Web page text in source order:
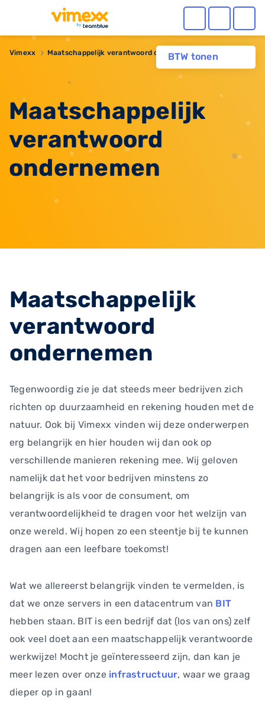
BTW tonen
Vimexx Maatschappelijk verantwoord ondernemer
Maatschappelijk
verantwoord
ondernemen
Maatschappelijk
verantwoord
ondernemen
Tegenwoordig zie je dat steeds meer bedrijven zich
richten op duurzaamheid en rekening houden met de
natuur. Ook bij Vimexx vinden wij deze onderwerpen
erg belangrijk en hier houden wij dan ook op
verschillende manieren rekening mee. Wij geloven
namelijk dat het voor bedrijven minstens zo
belangrijk is als voor de consument, om
verantwoordelijkheid te dragen voor het welzijn van
onze wereld. Wij hopen zo een steentje bij te kunnen
dragen aan een leefbare toekomst!
Wat we allereerst belangrijk vinden te vermelden, is
dat we onze servers in een datacentrum van BIT
hebben staan. BIT is een bedrijf dat (los van ons) zelf
ook veel doet aan een maatschappelijk verantwoorde
werkwijze! Mocht je geïnteresseerd zijn, dan kan je
meer lezen over onze infrastructuur, waar we graag
dieper op in gaan!